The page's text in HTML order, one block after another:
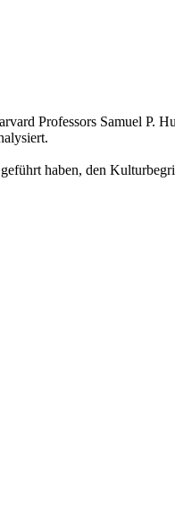
Professors Samuel
haben, den